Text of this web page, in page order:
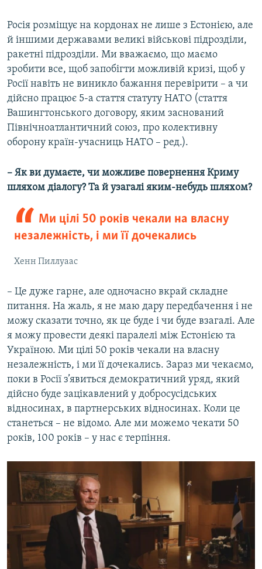
Росія розміщує на кордонах не лише з Естонією, але
й іншими державами великі військові підрозділи,
ракетні підрозділи. Ми вважаємо, що маємо
зробити все, щоб запобігти можливій кризі, щоб у
Росії навіть не виникло бажання перевірити – а чи
дійсно працює 5-а стаття статуту НАТО (стаття
Вашингтонського договору, яким заснований
Північноатлантичний союз, про колективну
оборону країн-учасниць НАТО – ред.).
– Як ви думаєте, чи можливе повернення Криму
шляхом діалогу? Та й узагалі яким-небудь шляхом?
Ми цілі 50 років чекали на власну
незалежність, і ми її дочекались
Хенн Пиллуаас
– Це дуже гарне, але одночасно вкрай складне
питання. На жаль, я не маю дару передбачення і не
можу сказати точно, як це буде і чи буде взагалі. Але
я можу провести деякі паралелі між Естонією та
Україною. Ми цілі 50 років чекали на власну
незалежність, і ми її дочекались. Зараз ми чекаємо,
поки в Росії з’явиться демократичний уряд, який
дійсно буде зацікавлений у добросусідських
відносинах, в партнерських відносинах. Коли це
станеться – не відомо. Але ми можемо чекати 50
років, 100 років – у нас є терпіння.